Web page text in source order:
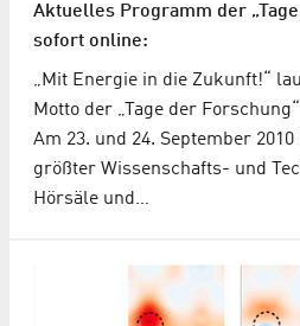
Aktuelles Programm der
sofort online:
„Mit Energie in die Zukunft!“
Motto der „Tage der
Am 23. und 24. September
größter Wissenschafts- und
Hörsäle und…